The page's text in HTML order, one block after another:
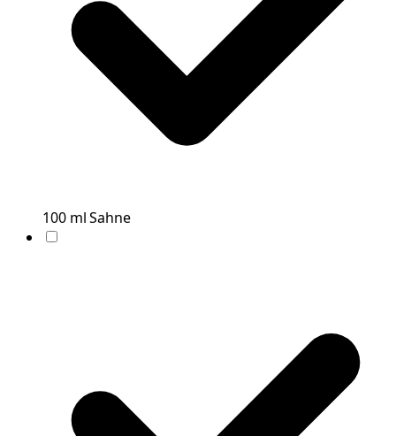
100 mlSahne